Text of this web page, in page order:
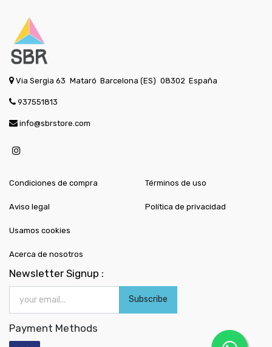
Via Sergia 63 Mataró Barcelona (ES) 08302 España
937551813
info@sbrstore.com
Condiciones de compra
Aviso legal
Términos de uso
Política de privacidad
Usamos cookies
Acerca de nosotros
Newsletter Signup :
Subscribe
Payment Methods